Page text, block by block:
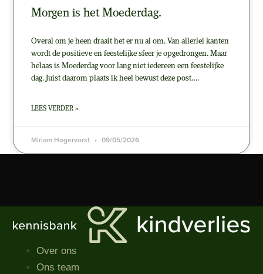
Morgen is het Moederdag.
Overal om je heen draait het er nu al om. Van allerlei kanten
wordt de positieve en feestelijke sfeer je opgedrongen. Maar
helaas is Moederdag voor lang niet iedereen een feestelijke
dag. Juist daarom plaats ik heel bewust deze post….
LEES VERDER »
Miriam Hogervorst 09/05/2026
Over ons
Ons team